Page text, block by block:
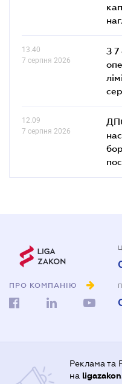
13.40
7 серпня 2026
З 7
12.09
7 серпня 2026
ПРО КОМПАНІЮ
Реклама та
на